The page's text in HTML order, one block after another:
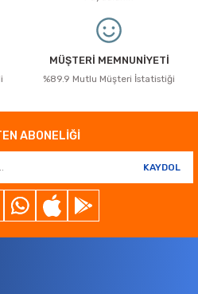
MÜŞTERİ MEMNUNİYETİ
%89.9 Mutlu Müşteri İstatistiği
ABONELİĞİ
KAYDOL